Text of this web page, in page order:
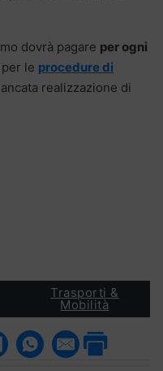
dovrà pagare per ogni
le procedure di
realizzazione di
Trasporti &
Mobilità